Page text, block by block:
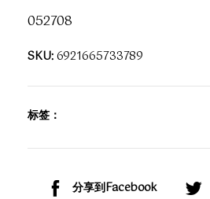
052708
SKU:6921665733789
标签：
分享到Facebook